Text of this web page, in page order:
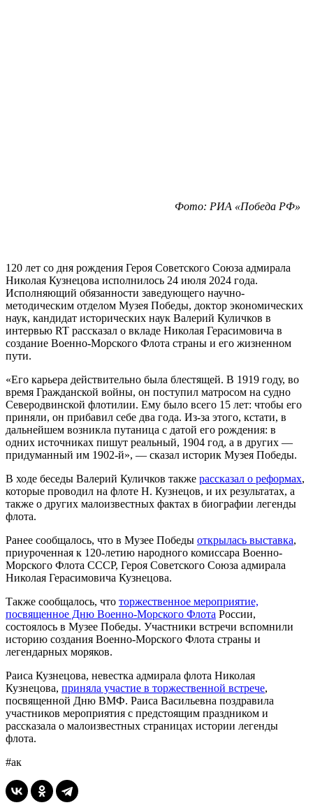
Фото: РИА «Победа РФ»
120 лет со дня рождения Героя Советского Союза адмирала
Николая Кузнецова исполнилось 24 июля 2024 года.
Исполняющий обязанности заведующего научно-
методическим отделом Музея Победы, доктор экономических
наук, кандидат исторических наук Валерий Куличков в
интервью RT рассказал о вкладе Николая Герасимовича в
создание Военно-Морского Флота страны и его жизненном
пути.
«Его карьера действительно была блестящей. В 1919 году, во
время Гражданской войны, он поступил матросом на судно
Северодвинской флотилии. Ему было всего 15 лет: чтобы его
приняли, он прибавил себе два года. Из-за этого, кстати, в
дальнейшем возникла путаница с датой его рождения: в
одних источниках пишут реальный, 1904 год, а в других —
придуманный им 1902-й», — сказал историк Музея Победы.
В ходе беседы Валерий Куличков также рассказал о реформах,
которые проводил на флоте Н. Кузнецов, и их результатах, а
также о других малоизвестных фактах в биографии легенды
флота.
Ранее сообщалось, что в Музее Победы открылась выставка,
приуроченная к 120-летию народного комиссара Военно-
Морского Флота СССР, Героя Советского Союза адмирала
Николая Герасимовича Кузнецова.
Также сообщалось, что торжественное мероприятие,
посвященное Дню Военно-Морского Флота России,
состоялось в Музее Победы. Участники встречи вспомнили
историю создания Военно-Морского Флота страны и
легендарных моряков.
Раиса Кузнецова, невестка адмирала флота Николая
Кузнецова, приняла участие в торжественной встрече,
посвященной Дню ВМФ. Раиса Васильевна поздравила
участников мероприятия с предстоящим праздником и
рассказала о малоизвестных страницах истории легенды
флота.
#ак